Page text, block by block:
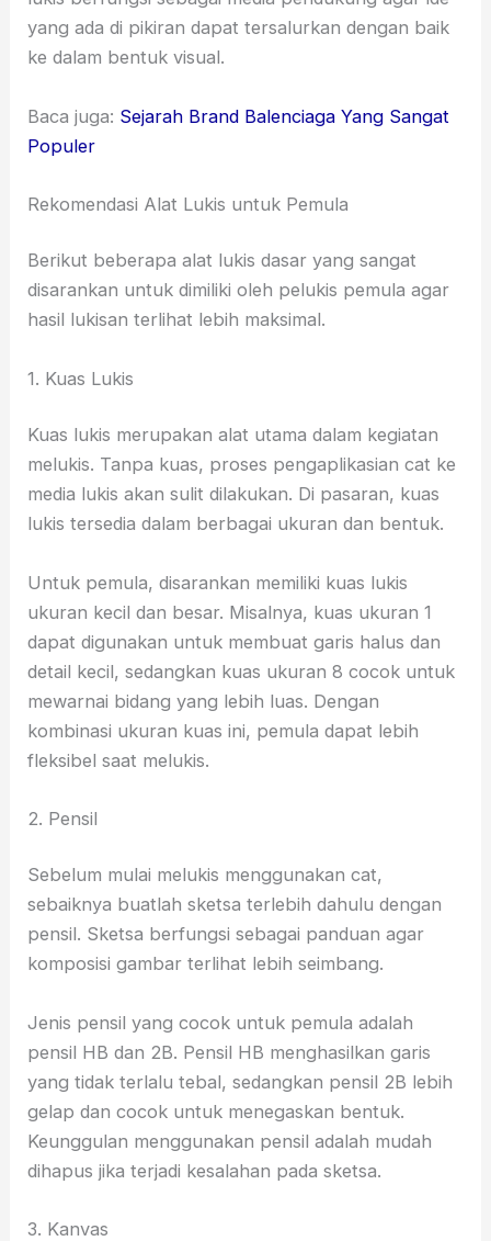
yang ada di pikiran dapat tersalurkan dengan baik
ke dalam bentuk visual.
Baca juga: Sejarah Brand Balenciaga Yang Sangat
Populer
Rekomendasi Alat Lukis untuk Pemula
Berikut beberapa alat lukis dasar yang sangat
disarankan untuk dimiliki oleh pelukis pemula agar
hasil lukisan terlihat lebih maksimal.
1. Kuas Lukis
Kuas lukis merupakan alat utama dalam kegiatan
melukis. Tanpa kuas, proses pengaplikasian cat ke
media lukis akan sulit dilakukan. Di pasaran, kuas
lukis tersedia dalam berbagai ukuran dan bentuk.
Untuk pemula, disarankan memiliki kuas lukis
ukuran kecil dan besar. Misalnya, kuas ukuran 1
dapat digunakan untuk membuat garis halus dan
detail kecil, sedangkan kuas ukuran 8 cocok untuk
mewarnai bidang yang lebih luas. Dengan
kombinasi ukuran kuas ini, pemula dapat lebih
fleksibel saat melukis.
2. Pensil
Sebelum mulai melukis menggunakan cat,
sebaiknya buatlah sketsa terlebih dahulu dengan
pensil. Sketsa berfungsi sebagai panduan agar
komposisi gambar terlihat lebih seimbang.
Jenis pensil yang cocok untuk pemula adalah
pensil HB dan 2B. Pensil HB menghasilkan garis
yang tidak terlalu tebal, sedangkan pensil 2B lebih
gelap dan cocok untuk menegaskan bentuk.
Keunggulan menggunakan pensil adalah mudah
dihapus jika terjadi kesalahan pada sketsa.
3. Kanvas